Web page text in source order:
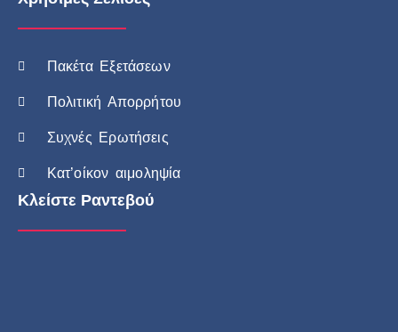
Πακέτα Εξετάσεων
Πολιτική Απορρήτου
Συχνές Ερωτήσεις
Κατ’οίκον αιμοληψία
Κλείστε Ραντεβού